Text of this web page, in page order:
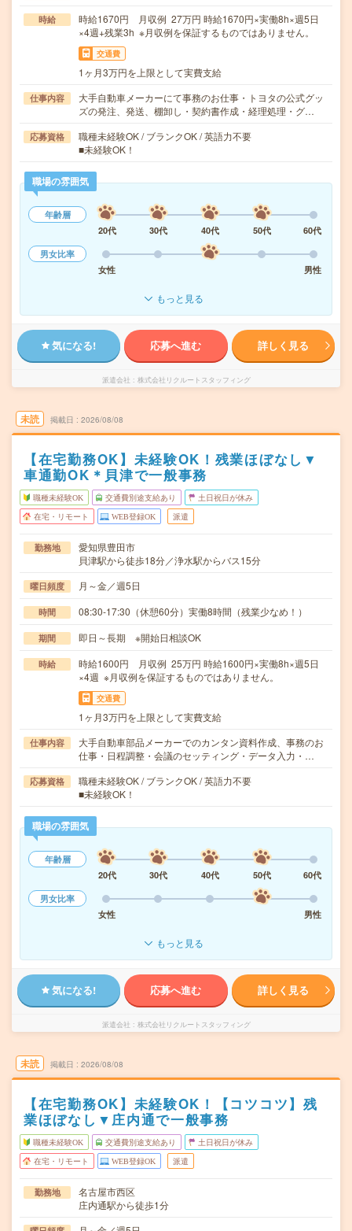
時給
時給1670円 月収例 27万円 時給1670円×実働8h×週5日
×4週+残業3h ※月収例を保証するものではありません。
交通費
1ヶ月3万円を上限として実費支給
仕事内容
大手自動車メーカーにて事務のお仕事・トヨタの公式グッ
ズの発注、発送、棚卸し・契約書作成・経理処理・グ…
応募資格
職種未経験OK / ブランクOK / 英語力不要
■未経験OK！
職場の雰囲気
年齢層
20代
30代 40代 50代
60代
男女比率
女性
男性
もっと見る
気になる! 応募へ進む 詳しく見る
派遣会社 株式会社リクルートスタッフィング
未読 掲載日 2026/08/08
【在宅勤務OK】未経験OK！残業ほぼなし▼
車通勤OK＊貝津で一般事務
職種未経験OK 交通費別途支給あり 土日祝日が休み
在宅・リモート WEB登録OK 派遣
勤務地
愛知県豊田市
貝津駅から徒歩18分／浄水駅からバス15分
曜日頻度 月～金／週5日
時間 08:30-17:30（休憩60分）実働8時間（残業少なめ！）
期間 即日～長期 ※開始日相談OK
時給
時給1600円 月収例 25万円 時給1600円×実働8h×週5日
×4週 ※月収例を保証するものではありません。
交通費
1ヶ月3万円を上限として実費支給
仕事内容
大手自動車部品メーカーでのカンタン資料作成、事務のお
仕事・日程調整・会議のセッティング・データ入力・…
応募資格
職種未経験OK / ブランクOK / 英語力不要
■未経験OK！
職場の雰囲気
年齢層
20代
30代 40代 50代
60代
男女比率
女性
男性
もっと見る
気になる! 応募へ進む 詳しく見る
派遣会社 株式会社リクルートスタッフィング
未読 掲載日 2026/08/08
【在宅勤務OK】未経験OK！【コツコツ】残
業ほぼなし▼庄内通で一般事務
職種未経験OK 交通費別途支給あり 土日祝日が休み
在宅・リモート WEB登録OK 派遣
勤務地
名古屋市西区
庄内通駅から徒歩1分